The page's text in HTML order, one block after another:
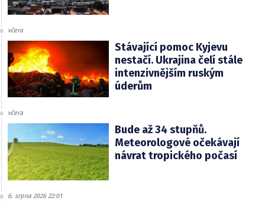
včera
Stávající pomoc Kyjevu
nestačí. Ukrajina čelí stále
intenzivnějším ruským
úderům
včera
Bude až 34 stupňů.
Meteorologové očekávají
návrat tropického počasí
6. srpna 2026 22:01